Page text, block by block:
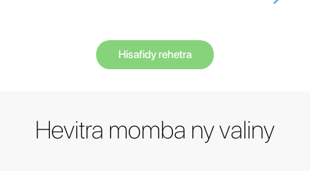
Hisafidy rehetra
Hevitra momba ny valiny